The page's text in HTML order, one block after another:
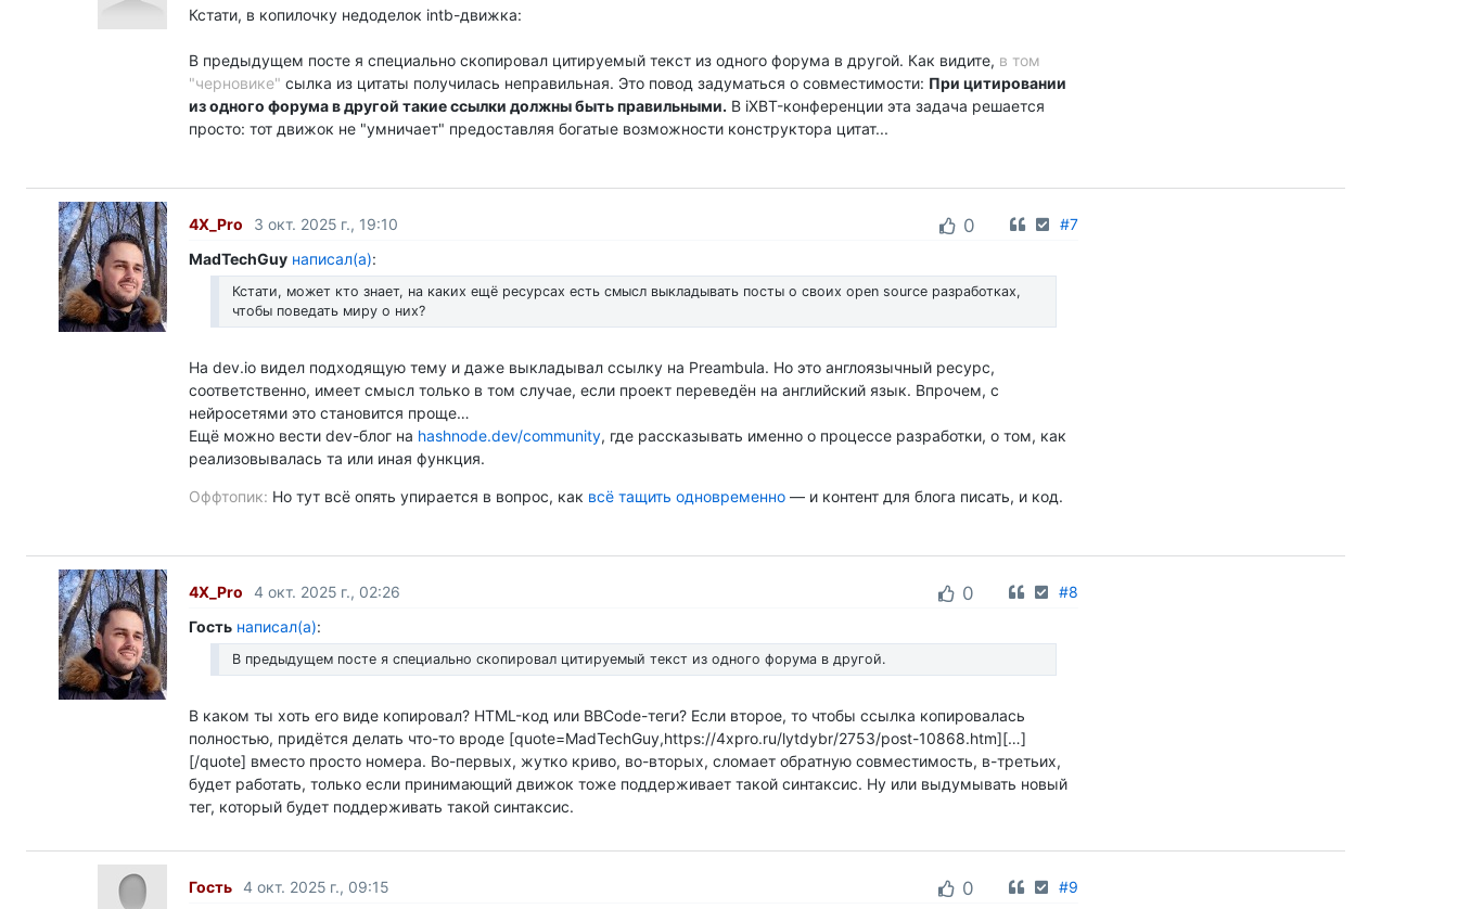
Кстати, в копилочку недоделок intb-движка:
В предыдущем посте я специально скопировал цитируемый текст из одного форума в другой. Как видите, в том
"черновике" сылка из цитаты получилась неправильная. Это повод задуматься о совместимости: При цитировании
из одного форума в другой такие ссылки должны быть правильными. В iXBT-конференции эта задача решается
просто: тот движок не "умничает" предоставляя богатые возможности конструктора цитат...
4X_Pro 3 окт. 2025 г., 19:10 0
#7
MadTechGuy написал(а):
Кстати, может кто знает, на каких ещё ресурсах есть смысл выкладывать посты о своих open source разработках,
чтобы поведать миру о них?
На dev.io видел подходящую тему и даже выкладывал ссылку на Preambula. Но это англоязычный ресурс,
соответственно, имеет смысл только в том случае, если проект переведён на английский язык. Впрочем, с
нейросетями это становится проще…
Ещё можно вести dev-блог на hashnode.dev/community, где рассказывать именно о процессе разработки, о том, как
реализовывалась та или иная функция.
Но тут всё опять упирается в вопрос, как всё тащить одновременно — и контент для блога писать, и код.
4X_Pro 4 окт. 2025 г., 02:26 0
#8
Гость написал(а):
В предыдущем посте я специально скопировал цитируемый текст из одного форума в другой.
В каком ты хоть его виде копировал? HTML-код или BBCode-теги? Если второе, то чтобы ссылка копировалась
полностью, придётся делать что-то вроде [quote=MadTechGuy,https://4xpro.ru/lytdybr/2753/post-10868.htm][…]
[/quote] вместо просто номера. Во-первых, жутко криво, во-вторых, сломает обратную совместимость, в-третьих,
будет работать, только если принимающий движок тоже поддерживает такой синтаксис. Ну или выдумывать новый
тег, который будет поддерживать такой синтаксис.
Гость 4 окт. 2025 г., 09:15 0 #9